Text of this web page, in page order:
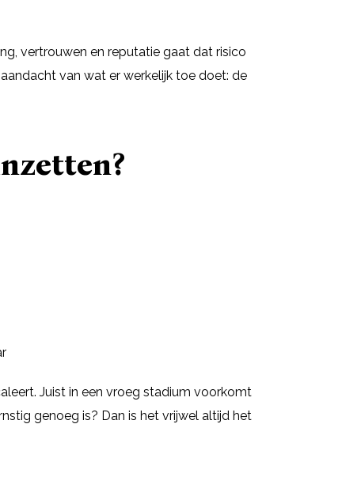
vertrouwen en reputatie gaat dat risico
van wat er werkelijk toe doet: de
Juist in een vroeg stadium voorkomt
genoeg is? Dan is het vrijwel altijd het